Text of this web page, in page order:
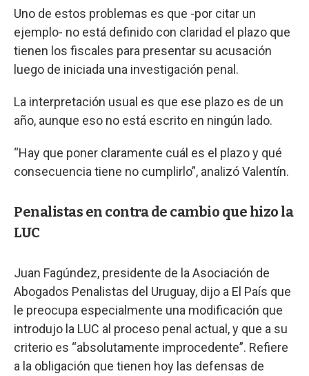
Uno de estos problemas es que -por citar un
ejemplo- no está definido con claridad el plazo que
tienen los fiscales para presentar su acusación
luego de iniciada una investigación penal.
La interpretación usual es que ese plazo es de un
año, aunque eso no está escrito en ningún lado.
“Hay que poner claramente cuál es el plazo y qué
consecuencia tiene no cumplirlo”, analizó Valentín.
Penalistas en contra de cambio que hizo la
LUC
Juan Fagúndez, presidente de la Asociación de
Abogados Penalistas del Uruguay, dijo a El País que
le preocupa especialmente una modificación que
introdujo la LUC al proceso penal actual, y que a su
criterio es “absolutamente improcedente”. Refiere
a la obligación que tienen hoy las defensas de